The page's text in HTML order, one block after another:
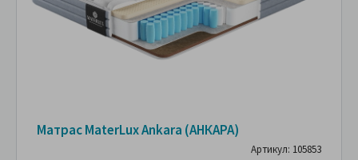
Матрас MaterLux Ankara (АНКАРА)
Артикул: 105853